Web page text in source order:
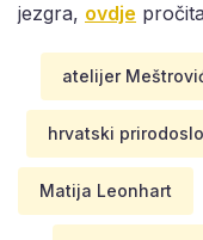
jezgra, ovdje
atelijer
hrvatski
Matija Leonhart